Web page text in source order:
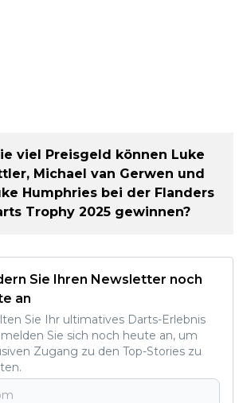
viel Preisgeld können Luke
Michael van Gerwen und
Humphries bei der Flanders
Trophy 2025 gewinnen?
Sie Ihren Newsletter noch
an
Sie Ihr ultimatives Darts-Erlebnis
Sie sich noch heute an, um
Zugang zu den Top-Stories zu